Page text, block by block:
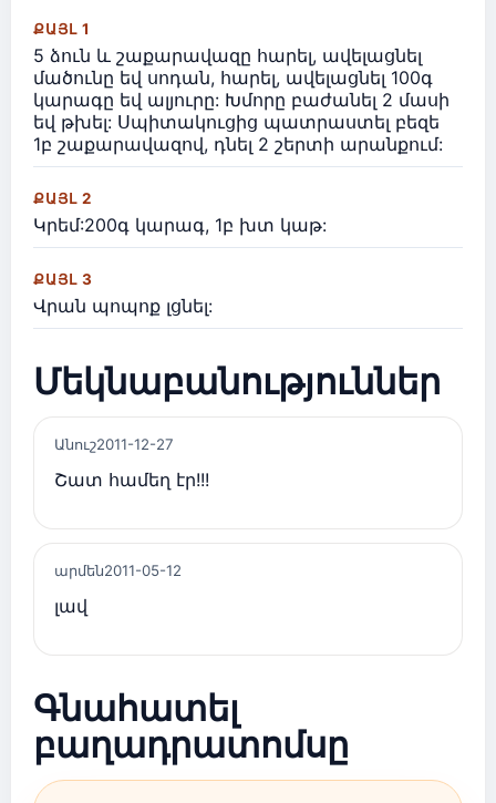
ՔԱՅԼ 1
5 ձուն և շաքարավազը հարել, ավելացնել
մածունը եվ սոդան, հարել, ավելացնել 100գ
կարագը եվ ալյուրը: Խմորը բաժանել 2 մասի
եվ թխել: Սպիտակուցից պատրաստել բեզե
1բ շաքարավազով, դնել 2 շերտի արանքում:
ՔԱՅԼ 2
Կրեմ:200գ կարագ, 1բ խտ կաթ:
ՔԱՅԼ 3
Վրան պոպոք լցնել:
Մեկնաբանություններ
Անուշ2011-12-27
Շատ համեղ էր!!!
արմեն2011-05-12
լավ
Գնահատել
բաղադրատոմսը